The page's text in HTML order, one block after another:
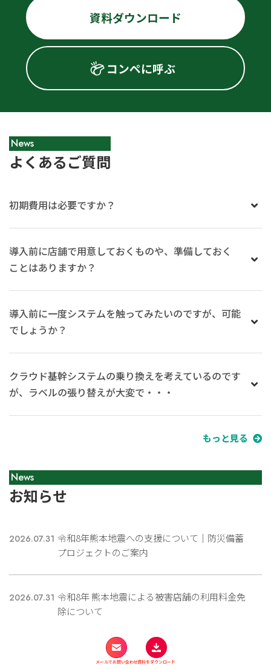
資料ダウンロード
コンペに呼ぶ
News
よくあるご質問
初期費用は必要ですか？
導入前に店舗で用意しておくものや、準備しておく
ことはありますか？
導入前に一度システムを触ってみたいのですが、可能
でしょうか？
クラウド基幹システムの乗り換えを考えているのです
が、ラベルの張り替えが大変で・・・
もっと見る
News
お知らせ
2026.07.31 令和8年熊本地震への支援について｜防災備蓄
プロジェクトのご案内
2026.07.31 令和8年 熊本地震による被害店舗の利用料金免
除について
【※注意喚起】弊社を装った副業勧誘にご注意
メールでお問い合わせ資料をダウンロード